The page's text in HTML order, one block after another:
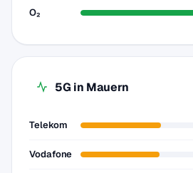
O₂
5G in Mauern
Telekom
Vodafone